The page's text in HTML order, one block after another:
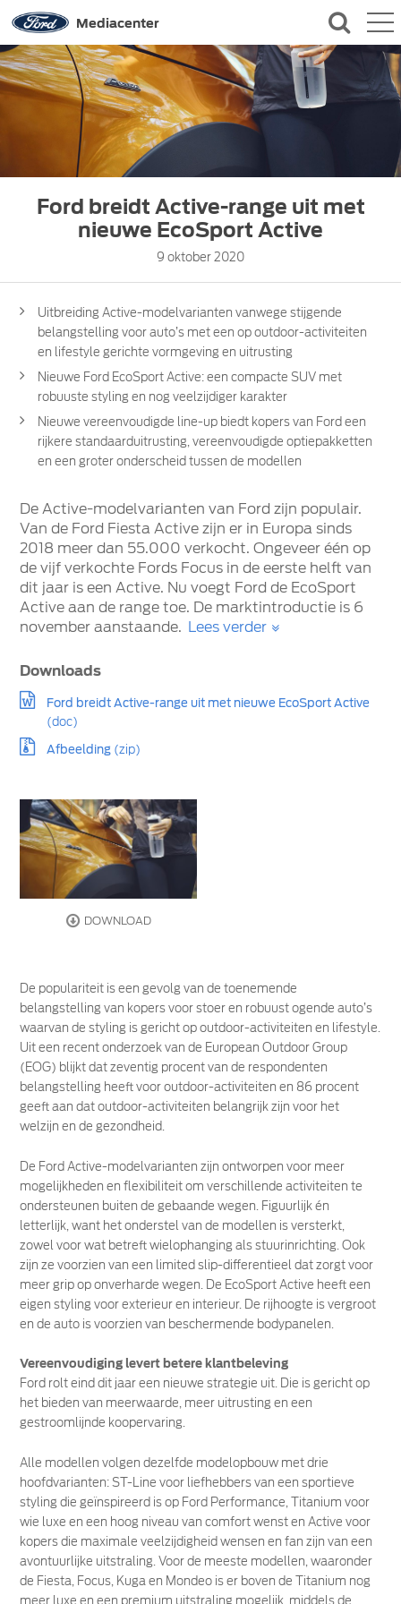
Mediacenter
CONTACT
Ford breidt Active-range uit met
nieuwe EcoSport Active
9 oktober 2020
Uitbreiding Active-modelvarianten vanwege stijgende
belangstelling voor auto’s met een op outdoor-activiteiten
en lifestyle gerichte vormgeving en uitrusting
Nieuwe Ford EcoSport Active: een compacte SUV met
robuuste styling en nog veelzijdiger karakter
Nieuwe vereenvoudigde line-up biedt kopers van Ford een
rijkere standaarduitrusting, vereenvoudigde optiepakketten
en een groter onderscheid tussen de modellen
De Active-modelvarianten van Ford zijn populair.
Van de Ford Fiesta Active zijn er in Europa sinds
2018 meer dan 55.000 verkocht. Ongeveer één op
de vijf verkochte Fords Focus in de eerste helft van
dit jaar is een Active. Nu voegt Ford de EcoSport
Active aan de range toe. De marktintroductie is 6
november aanstaande. Lees verder
Downloads
Ford breidt Active-range uit met nieuwe EcoSport Active
(doc)
Afbeelding (zip)
DOWNLOAD
De populariteit is een gevolg van de toenemende
belangstelling van kopers voor stoer en robuust ogende auto’s
waarvan de styling is gericht op outdoor-activiteiten en lifestyle.
Uit een recent onderzoek van de European Outdoor Group
(EOG) blijkt dat zeventig procent van de respondenten
belangstelling heeft voor outdoor-activiteiten en 86 procent
geeft aan dat outdoor-activiteiten belangrijk zijn voor het
welzijn en de gezondheid.
De Ford Active-modelvarianten zijn ontworpen voor meer
mogelijkheden en flexibiliteit om verschillende activiteiten te
ondersteunen buiten de gebaande wegen. Figuurlijk én
letterlijk, want het onderstel van de modellen is versterkt,
zowel voor wat betreft wielophanging als stuurinrichting. Ook
zijn ze voorzien van een limited slip-differentieel dat zorgt voor
meer grip op onverharde wegen. De EcoSport Active heeft een
eigen styling voor exterieur en interieur. De rijhoogte is vergroot
en de auto is voorzien van beschermende bodypanelen.
Vereenvoudiging levert betere klantbeleving
Ford rolt eind dit jaar een nieuwe strategie uit. Die is gericht op
het bieden van meerwaarde, meer uitrusting en een
gestroomlijnde koopervaring.
Alle modellen volgen dezelfde modelopbouw met drie
hoofdvarianten: ST-Line voor liefhebbers van een sportieve
styling die geïnspireerd is op Ford Performance, Titanium voor
wie luxe en een hoog niveau van comfort wenst en Active voor
kopers die maximale veelzijdigheid wensen en fan zijn van een
avontuurlijke uitstraling. Voor de meeste modellen, waaronder
de Fiesta, Focus, Kuga en Mondeo is er boven de Titanium nog
meer luxe en een premium uitstraling mogelijk, middels de